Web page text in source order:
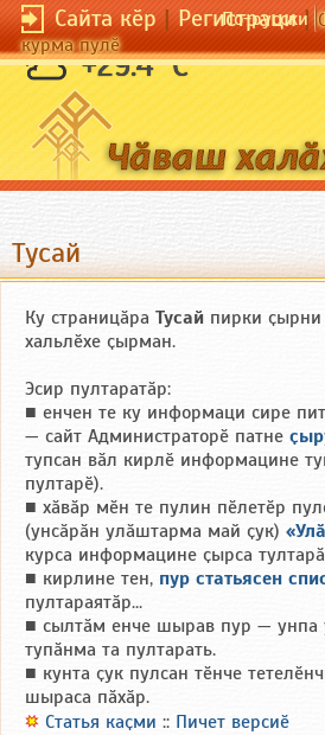
Сайта кӗр|Регистраци|
курма пулӗ
По-русски
+29.4 °C Кахалшӑн
Тусай
Ку страницӑра Тусай пирки ҫырни
хальлӗхе ҫырман.
Эсир пултаратӑр:
■ енчен те ку информаци сире
— сайт Администраторӗ патне
тупсан вӑл кирлӗ информацине
пултарӗ).
■ хӑвӑр мӗн те пулин пӗлетӗр
(унсӑрӑн улӑштарма май ҫук)
курса информацине ҫырса
■ кирлине тен, пур статьясен
пултараятӑр...
■ сылтӑм енче шырав пур — унпа
тупӑнма та пултарать.
■ кунта ҫук пулсан тӗнче
шыраса пӑхӑр.
Статья каҫми :: Пичет версиӗ